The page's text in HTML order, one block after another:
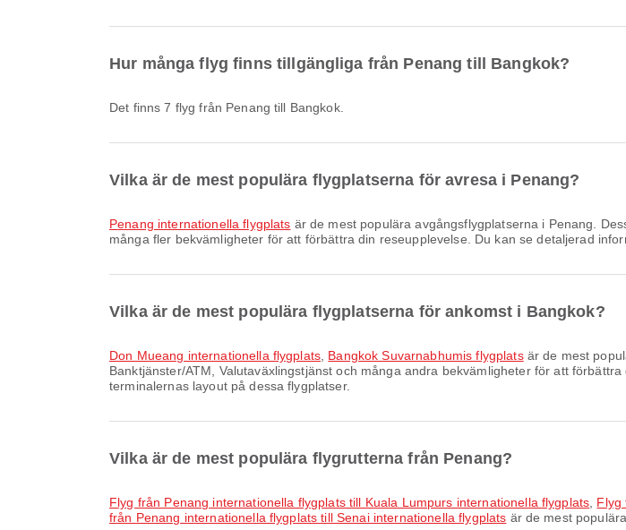
Hur många flyg finns tillgängliga från Penang till Bangkok?
Det finns 7 flyg från Penang till Bangkok.
Vilka är de mest populära flygplatserna för avresa i Penang?
Penang internationella flygplats är de mest populära avgångsflygplatserna i Penang.
många fler bekvämligheter för att förbättra din reseupplevelse. Du kan se detaljerad
Vilka är de mest populära flygplatserna för ankomst i Bangkok?
Don Mueang internationella flygplats Bangkok Suvarnabhumis flygplatsär de mest
Banktjänster/ATM, Valutaväxlingstjänst och många andra bekvämligheter för att
terminalernas layout på dessa flygplatser.
Vilka är de mest populära flygrutterna från Penang?
Flyg från Penang internationella flygplats till Kuala Lumpurs internationella flygplats Flyg
från Penang internationella flygplats till Senai internationella flygplats är de mest